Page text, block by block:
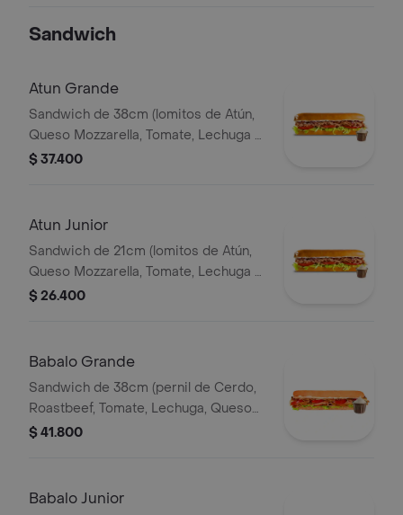
Sandwich
Atun Grande
Sandwich de 38cm (lomitos de Atún,
Queso Mozzarella, Tomate, Lechuga y
Mayonesa Real)
$ 37.400
Atun Junior
Sandwich de 21cm (lomitos de Atún,
Queso Mozzarella, Tomate, Lechuga y
Mayonesa Real)
$ 26.400
Babalo Grande
Sandwich de 38cm (pernil de Cerdo,
Roastbeef, Tomate, Lechuga, Queso
Mozzarella, Salsa BBQ y Salsa de Ajo)
$ 41.800
Babalo Junior